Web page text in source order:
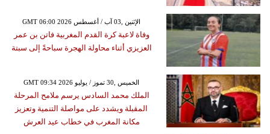
GMT 06:00 2026 الإثنين ,03 آب / أغسطس
وفاة لاعبة كرة القدم المغربية فاتن بن عمر
العزيزي أثناء محاولة الهجرة سباحةً إلى سبتة
GMT 09:34 2026 الخميس ,30 تموز / يوليو
الملك محمد السادس يرسم ملامح المرحلة
المقبلة ويشدد على مواصلة التنمية وتعزيز
مكانة المغرب في خطاب عيد العرش